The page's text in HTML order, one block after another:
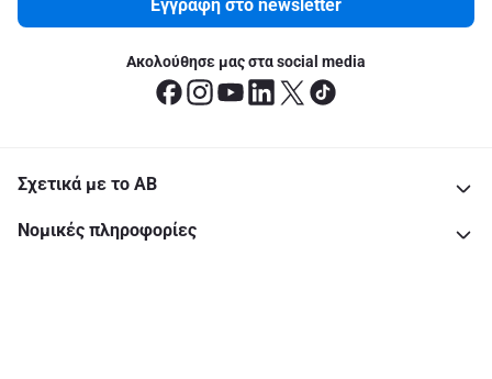
Εγγραφή στο newsletter
Ακολούθησε μας στα social media
Σχετικά με το ΑΒ
Νομικές πληροφορίες